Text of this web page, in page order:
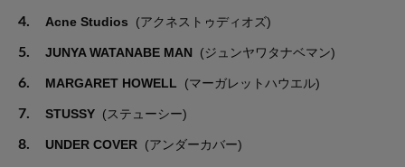
4. Acne Studios (アクネストゥディオズ)
5. JUNYA WATANABE MAN (ジュンヤワタナベマン)
6. MARGARET HOWELL (マーガレットハウエル)
7. STUSSY (ステューシー)
8. UNDER COVER (アンダーカバー)